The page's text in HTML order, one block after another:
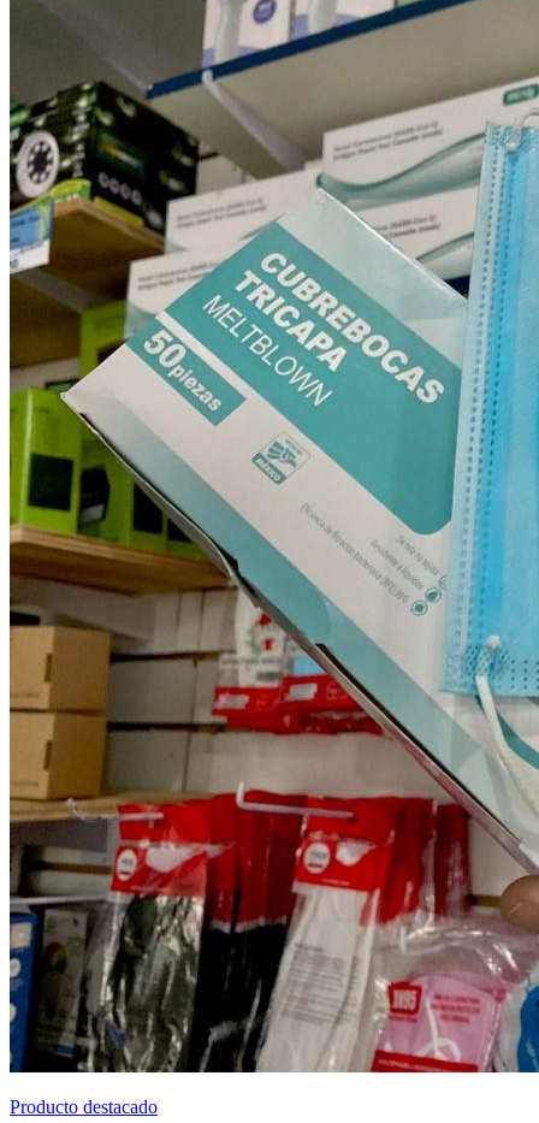
Producto destacado